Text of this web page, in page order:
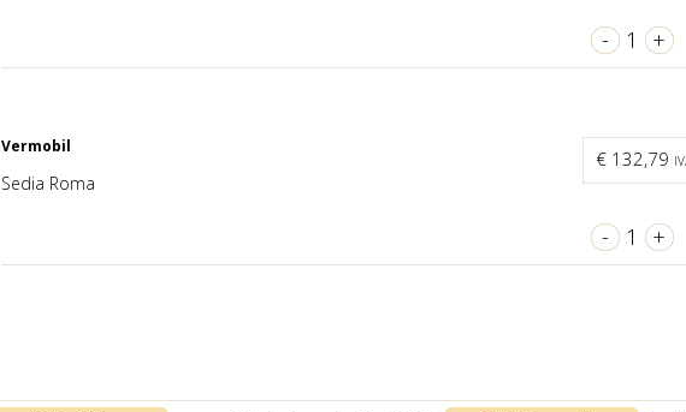
- 1 +
Vermobil
Sedia Roma
€ 132,79
- 1 +